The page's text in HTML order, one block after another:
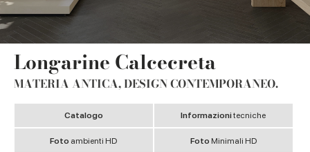
Longarine Calcecreta
MATERIA ANTICA, DESIGN CONTEMPORANEO.
Catalogo Informazionitecniche
Foto ambienti HD Foto Minimali HD